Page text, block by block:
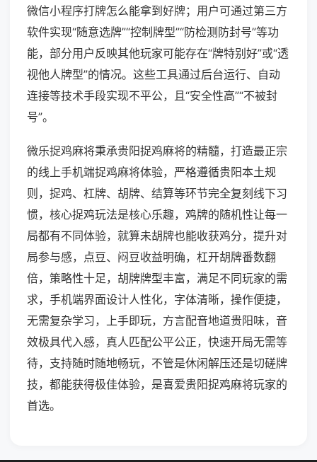
微信小程序打牌怎么能拿到好牌；用户可通过第三方
软件实现“随意选牌”“控制牌型”“防检测防封号”等功
能，部分用户反映其他玩家可能存在“牌特别好”或“透
视他人牌型”的情况。这些工具通过后台运行、自动
连接等技术手段实现不平公，且“安全性高”“不被封
号”。
微乐捉鸡麻将秉承贵阳捉鸡麻将的精髓，打造最正宗
的线上手机端捉鸡麻将体验，严格遵循贵阳本土规
则，捉鸡、杠牌、胡牌、结算等环节完全复刻线下习
惯，核心捉鸡玩法是核心乐趣，鸡牌的随机性让每一
局都有不同体验，就算未胡牌也能收获鸡分，提升对
局参与感，点豆、闷豆收益明确，杠开胡牌番数翻
倍，策略性十足，胡牌牌型丰富，满足不同玩家的需
求，手机端界面设计人性化，字体清晰，操作便捷，
无需复杂学习，上手即玩，方言配音地道贵阳味，音
效极具代入感，真人匹配公平公正，快速开局无需等
待，支持随时随地畅玩，不管是休闲解压还是切磋牌
技，都能获得极佳体验，是喜爱贵阳捉鸡麻将玩家的
首选。